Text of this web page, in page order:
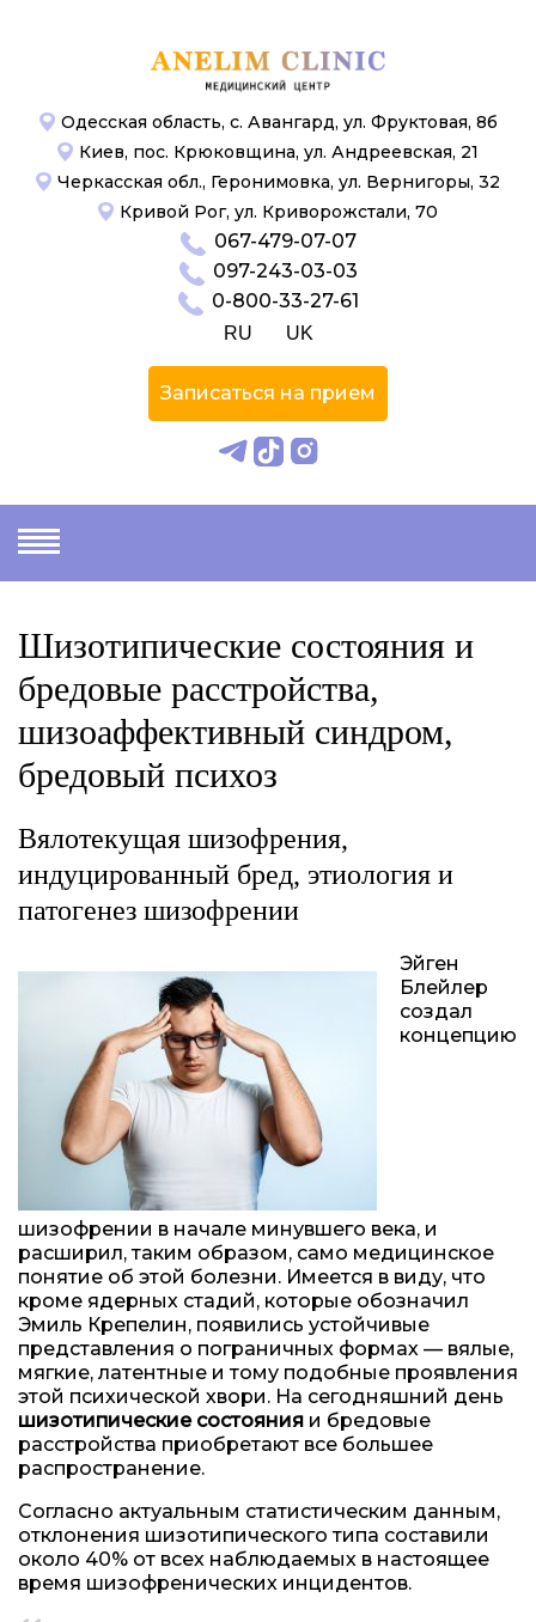
Одесская область, с. Авангард, ул. Фруктовая, 8б
Киев, пос. Крюковщина, ул. Андреевская, 21
Черкасская обл., Геронимовка, ул. Вернигоры, 32
Кривой Рог, ул. Криворожстали, 70
067-479-07-07
097-243-03-03
0-800-33-27-61
RU UK
Записаться на прием
Шизотипические состояния и
бредовые расстройства,
шизоаффективный синдром,
бредовый психоз
Вялотекущая шизофрения,
индуцированный бред, этиология и
патогенез шизофрении
Эйген
Блейлер
создал
концепцию
шизофрении в начале минувшего века, и
расширил, таким образом, само медицинское
понятие об этой болезни. Имеется в виду, что
кроме ядерных стадий, которые обозначил
Эмиль Крепелин, появились устойчивые
представления о пограничных формах — вялые,
мягкие, латентные и тому подобные проявления
этой психической хвори. На сегодняшний день
шизотипические состояния и бредовые
расстройства приобретают все большее
распространение.
Согласно актуальным статистическим данным,
отклонения шизотипического типа составили
около 40% от всех наблюдаемых в настоящее
время шизофренических инцидентов.